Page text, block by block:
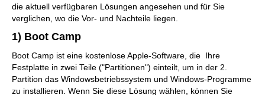
die aktuell verfügbaren Lösungen angesehen und für Sie
verglichen, wo die Vor- und Nachteile liegen.
1) Boot Camp
Boot Camp ist eine kostenlose Apple-Software, die Ihre
Festplatte in zwei Teile ("Partitionen") einteilt, um in der 2.
Partition das Windowsbetriebssystem und Windows-Programme
zu installieren. Wenn Sie diese Lösung wählen, können Sie